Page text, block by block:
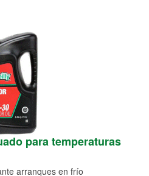
para temperaturas
arranques en frío